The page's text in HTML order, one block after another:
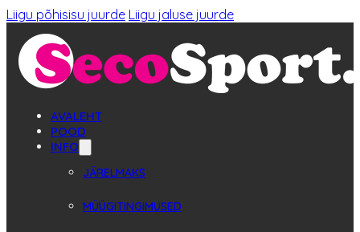
Liigu põhisisu juurde Liigu jaluse juurde
AVALEHT
POOD
INFO
JÄRELMAKS
MÜÜGITINGIMUSED